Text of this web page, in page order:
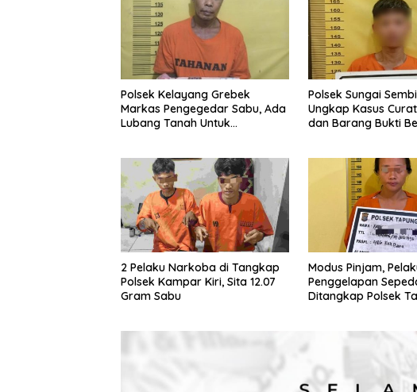
Polsek Kelayang Grebek
Markas Pengegedar Sabu, Ada
Lubang Tanah Untuk
Polsek Sungai
Ungkap Kasus
dan Barang Bukti
2 Pelaku Narkoba di Tangkap
Polsek Kampar Kiri, Sita 12.07
Gram Sabu
Modus Pinjam,
Penggelapan
Ditangkap Polsek